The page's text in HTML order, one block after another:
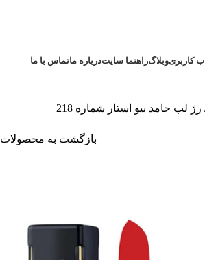
کاربریوبلاگراهنما سایتدرباره ماتماس با ما
رژ لب جامد بیو استار شماره 218
بازگشت به محصولات